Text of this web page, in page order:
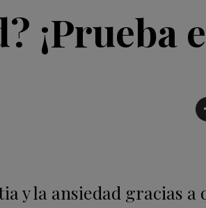
¡Prueba
y la ansiedad gracias a